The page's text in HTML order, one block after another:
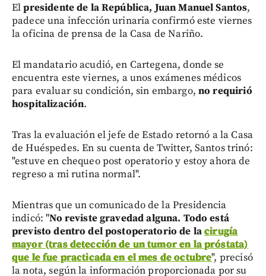
Elpresidente de la República, Juan Manuel Santos,
padece una infección urinaria confirmó este viernes
la oficina de prensa de la Casa de Nariño.
El mandatario acudió, en Cartegena, donde se
encuentra este viernes, a unos exámenes médicos
para evaluar su condición, sin embargo, no requirió
hospitalización.
Tras la evaluación el jefe de Estado retornó a la Casa
de Huéspedes. En su cuenta de Twitter, Santos trinó:
"estuve en chequeo post operatorio y estoy ahora de
regreso a mi rutina normal".
Mientras que un comunicado de la Presidencia
indicó: "No reviste gravedad alguna. Todo está
previsto dentro del postoperatorio de lacirugía
mayor (tras detección de un tumor en la próstata)
que le fue practicada en el mes de octubre", precisó
la nota, según la información proporcionada por su